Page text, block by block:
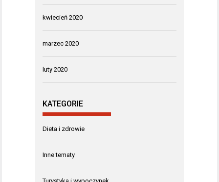
kwiecień 2020
marzec 2020
luty 2020
KATEGORIE
Dieta i zdrowie
Inne tematy